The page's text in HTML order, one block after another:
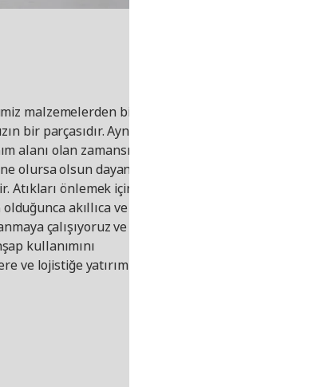
malzemelerden biridir
bir parçasıdır. Aynı
alanı olan zamansız bir
olursa olsun dayanıklı,
önlemek için bu
akıllıca ve
çalışıyoruz ve ayrıca
kullanımını
ve lojistiğe yatırım